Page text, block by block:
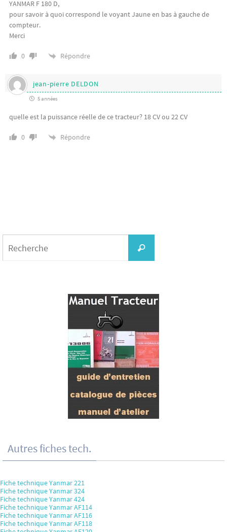
YANMAR F 180 D,
pour savoir à quoi correspond le voyant Jaune en bas à gauche de
compteur.
Merci
0 Répondre
jean-pierre DELDON
5 années
quelle est la puissance réelle de ce tracteur? 18 CV ou 22 CV
0 Répondre
Recherche
Autres fiches tech.
Fiche technique Yanmar 221
Fiche technique Yanmar 324
Fiche technique Yanmar 424
Fiche technique Yanmar AF114
Fiche technique Yanmar AF116
Fiche technique Yanmar AF118